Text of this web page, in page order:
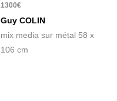
1300€
Guy COLIN
mix media sur métal 58 x
106 cm